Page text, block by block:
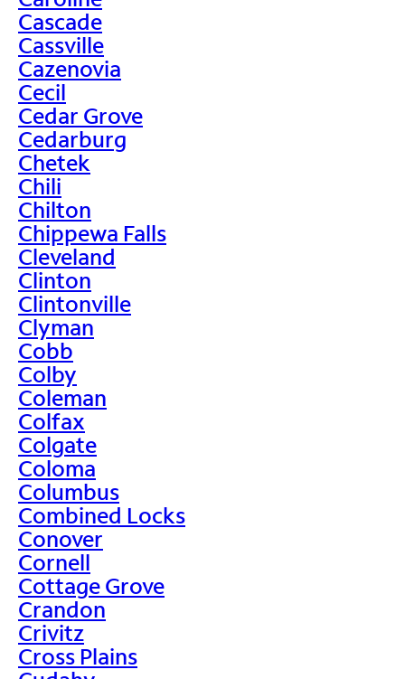
Cascade
Cassville
Cazenovia
Cecil
Cedar Grove
Cedarburg
Chetek
Chili
Chilton
Chippewa Falls
Cleveland
Clinton
Clintonville
Clyman
Cobb
Colby
Coleman
Colfax
Colgate
Coloma
Columbus
Combined Locks
Conover
Cornell
Cottage Grove
Crandon
Crivitz
Cross Plains